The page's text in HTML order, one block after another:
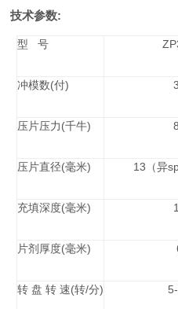
技术参数:
型   号
冲模数(付)
压片压力(千牛)
压片直径(毫米) 13（异
充填深度(毫米)
片剂厚度(毫米)
转 盘 转 速(转/分)